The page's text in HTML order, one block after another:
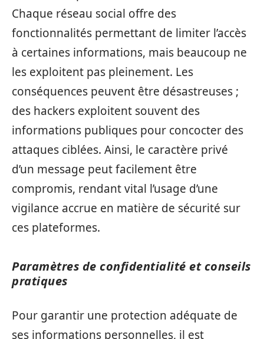
Chaque réseau social offre des
fonctionnalités permettant de limiter l’accès
à certaines informations, mais beaucoup ne
les exploitent pas pleinement. Les
conséquences peuvent être désastreuses ;
des hackers exploitent souvent des
informations publiques pour concocter des
attaques ciblées. Ainsi, le caractère privé
d’un message peut facilement être
compromis, rendant vital l’usage d’une
vigilance accrue en matière de sécurité sur
ces plateformes.
Paramètres de confidentialité et conseils
pratiques
Pour garantir une protection adéquate de
ses informations personnelles, il est